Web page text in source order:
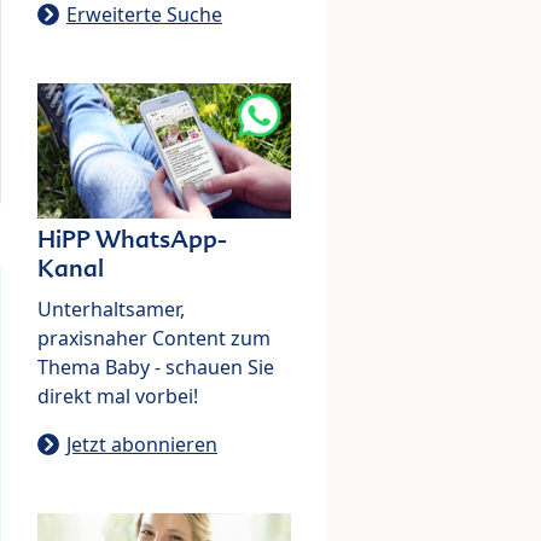
Erweiterte Suche
HiPP WhatsApp-
Kanal
Unterhaltsamer,
praxisnaher Content zum
Thema Baby - schauen Sie
direkt mal vorbei!
Jetzt abonnieren